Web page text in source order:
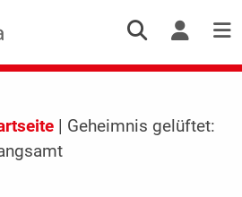
| Geheimnis gelüftet: